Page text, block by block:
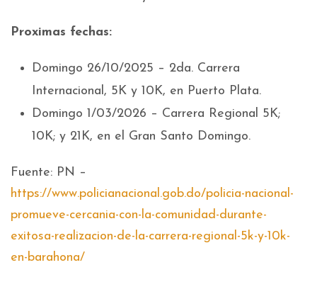
Proximas fechas:
Domingo 26/10/2025 – 2da. Carrera
Internacional, 5K y 10K, en Puerto Plata.
Domingo 1/03/2026 – Carrera Regional 5K;
10K; y 21K, en el Gran Santo Domingo.
Fuente: PN –
https://www.policianacional.gob.do/policia-nacional-
promueve-cercania-con-la-comunidad-durante-
exitosa-realizacion-de-la-carrera-regional-5k-y-10k-
en-barahona/